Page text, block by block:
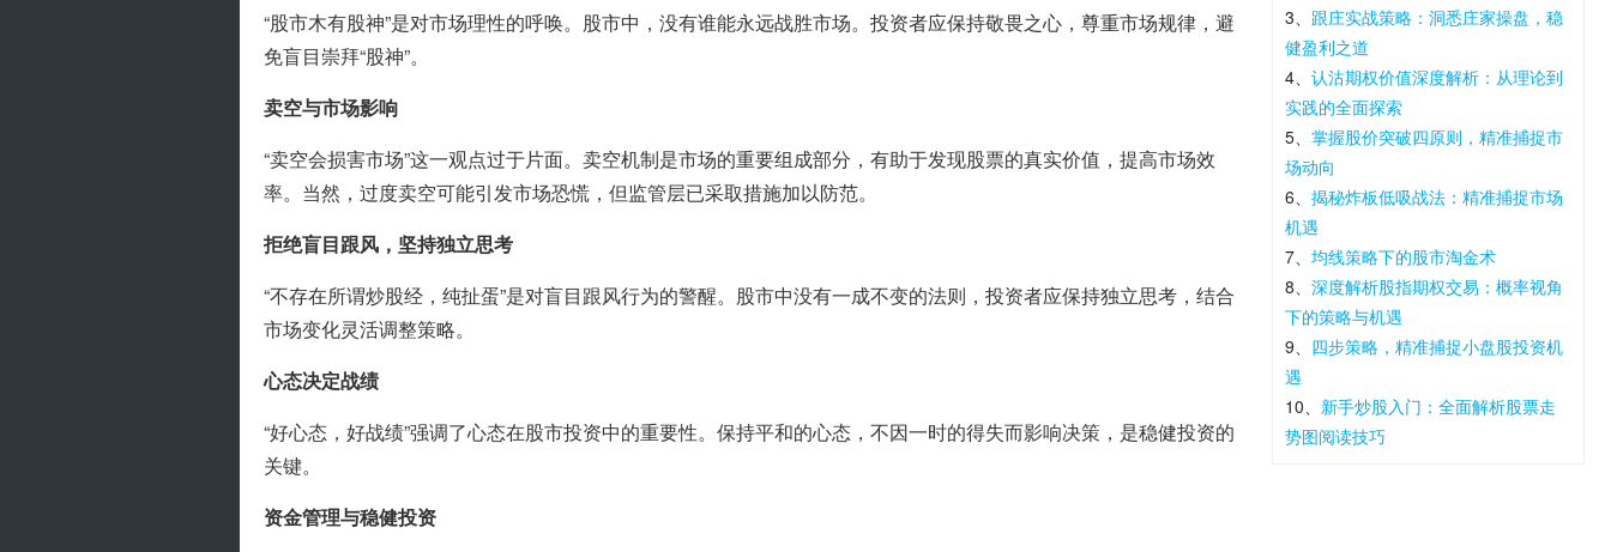
“股市木有股神”是对市场理性的呼唤。股市中，没有谁能永远战胜市场。投资者应保持敬畏之心，尊重市场规律，避
免盲目崇拜“股神”。
卖空与市场影响
“卖空会损害市场”这一观点过于片面。卖空机制是市场的重要组成部分，有助于发现股票的真实价值，提高市场效
率。当然，过度卖空可能引发市场恐慌，但监管层已采取措施加以防范。
拒绝盲目跟风，坚持独立思考
“不存在所谓炒股经，纯扯蛋”是对盲目跟风行为的警醒。股市中没有一成不变的法则，投资者应保持独立思考，结合
市场变化灵活调整策略。
心态决定战绩
“好心态，好战绩”强调了心态在股市投资中的重要性。保持平和的心态，不因一时的得失而影响决策，是稳健投资的
关键。
资金管理与稳健投资
3、 跟庄实战策略：洞悉庄家操盘，稳
健盈利之道
4、认沽期权价值深度解析：从理论到
实践的全面探索
5、掌握股价突破四原则，精准捕捉市
场动向
6、揭秘炸板低吸战法：精准捕捉市场
机遇
7、均线策略下的股市淘金术
8、深度解析股指期权交易：概率视角
下的策略与机遇
9、 四步策略，精准捕捉小盘股投资机
遇
10、 新手炒股入门：全面解析股票走
势图阅读技巧